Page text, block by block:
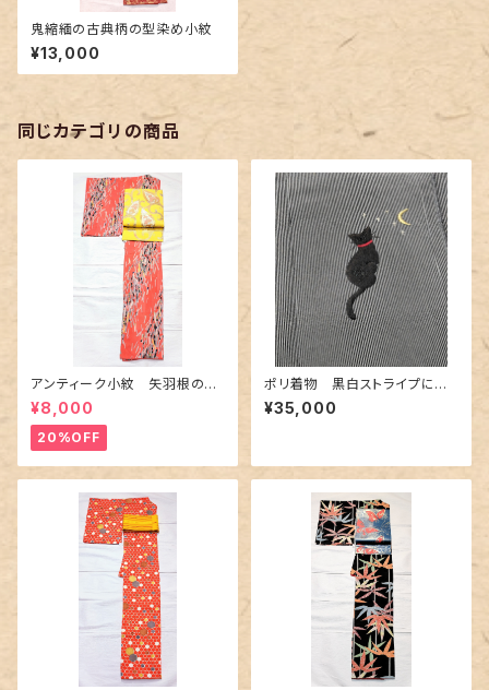
鬼縮緬の古典柄の型染め小紋
¥13,000
同じカテゴリの商品
アンティーク小紋 矢羽根の地
紋に短冊柄 裄６６cm
¥8,000
20%OFF
ポリ着物 黒白ストライプに猫
の刺繍
¥35,000